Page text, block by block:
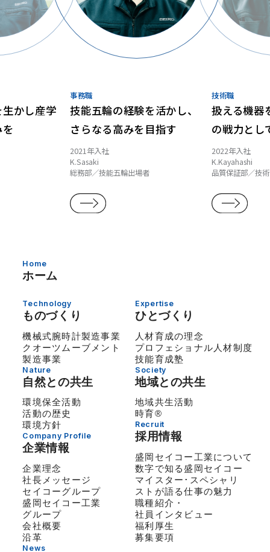
かし産学
事務職
技能五輪の経験を活かし、
さらなる高みを目指す
2021年入社
K.Sasaki
総務部／技能五輪出場者
技術職
扱える機器
の戦力とし
2022年入社
K.Kayahashi
品質保証部／技
Home
ホーム
Technology
ものづくり
機械式腕時計製造事業
クオーツムーブメント
製造事業
Nature
自然との共生
環境保全活動
活動の歴史
環境方針
Company Profile
企業情報
企業理念
社長メッセージ
セイコーグループ
盛岡セイコー工業
グループ
会社概要
沿革
News
Expertise
ひとづくり
人材育成の理念
プロフェショナル人材制度
技能育成塾
Society
地域との共生
地域共生活動
時育®
Recruit
採用情報
盛岡セイコー工業について
数字で知る盛岡セイコー
マイスター･スペシャリ
ストが語る仕事の魅力
職種紹介・
社員インタビュー
福利厚生
募集要項